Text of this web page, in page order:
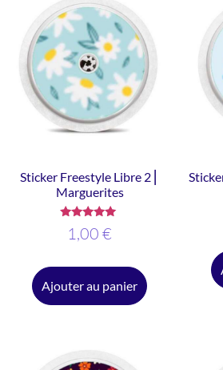
Sticker Freestyle Libre 2 ⎜
Marguerites
Note
5.00
1,00 €
Ajouter au panier